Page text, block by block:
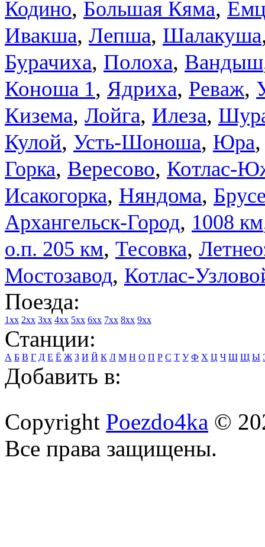
Кодино, Большая Кяма,
Ивакша, Лепша, Шалакуша
Бурачиха, Полоха, Вандыш
Коноша 1, Ядриха, Реваж,
Кизема, Лойга, Илеза,
Кулой, Усть-Шоноша, Юра
Горка, Вересово, Котлас-
Исакогорка, Няндома,
Архангельск-Город, 1008 км
о.п. 205 км, Тесовка,
Мостозавод, Котлас-
Поезда:
1xx 2xx 3xx 4xx 5xx 6xx 7xx 8xx 9xx
Станции:
А Б В Г Д Е Ё Ж З И Й К Л М Н О П Р С Т У Ф Х Ц Ч Ш Щ Ы
Добавить в:
Copyright Poezdo4ka ©
Все права защищены.